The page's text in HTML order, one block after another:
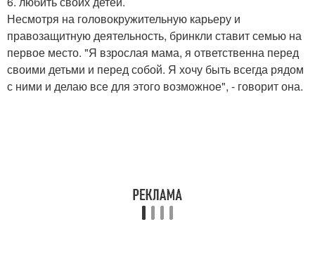
Несмотря на головокружительную карьеру и
правозащитную деятельность, бринкли ставит семью на
первое место. "Я взрослая мама, я ответственна перед
своими детьми и перед собой. Я хочу быть всегда рядом
с ними и делаю все для этого возможное", - говорит она.